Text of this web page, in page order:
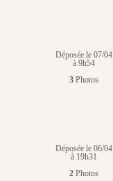
Déposée le 07/04
à 9h54
3 Photos
Déposée le 06/04
à 19h31
2 Photos